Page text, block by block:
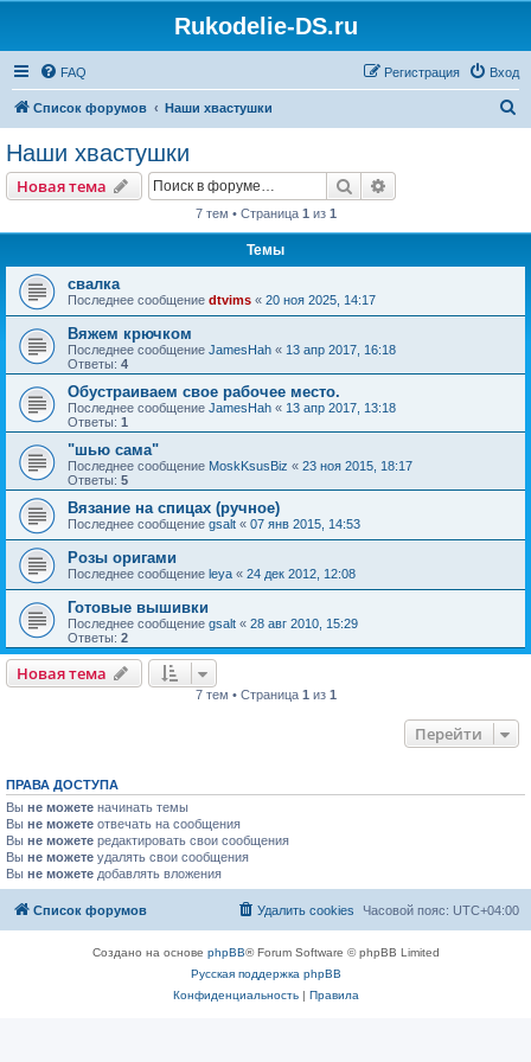
Rukodelie-DS.ru
FAQ Вход
Регистрация
Список форумов Наши хвастушки
Наши хвастушки
Новая тема Поиск
7 тем • Страница 1 из 1
Темы
свалка
Последнее сообщение dtvims « 20 ноя 2025, 14:17
Вяжем крючком
Последнее сообщение JamesHah « 13 апр 2017, 16:18
Ответы: 4
Обустраиваем свое рабочее место.
Последнее сообщение JamesHah « 13 апр 2017, 13:18
Ответы: 1
"шью сама"
Последнее сообщение MoskKsusBiz « 23 ноя 2015, 18:17
Ответы: 5
Вязание на спицах (ручное)
Последнее сообщение gsalt « 07 янв 2015, 14:53
Розы оригами
Последнее сообщение leya « 24 дек 2012, 12:08
Готовые вышивки
Последнее сообщение gsalt « 28 авг 2010, 15:29
Ответы: 2
Новая тема
7 тем • Страница 1 из 1
Перейти
ПРАВА ДОСТУПА
Вы не можете начинать темы
Вы не можете отвечать на сообщения
Вы не можете редактировать свои сообщения
Вы не можете удалять свои сообщения
Вы не можете добавлять вложения
Список форумов Часовой пояс: UTC+04:00
Удалить cookies
Создано на основе phpBB® Forum Software © phpBB Limited
Русская поддержка phpBB
Конфиденциальность| Правила